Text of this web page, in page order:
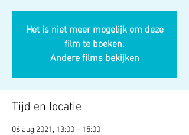
Het is niet meer mogelijk om deze
film te boeken.
Andere films bekijken
Tijd en locatie
06 aug 2021, 13:00 – 15:00